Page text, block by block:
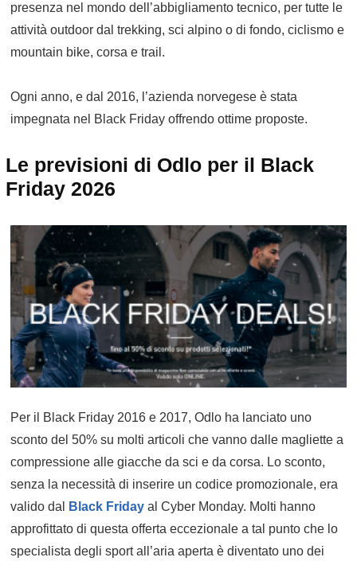
presenza nel mondo dell’abbigliamento tecnico, per tutte le
attività outdoor dal trekking, sci alpino o di fondo, ciclismo e
mountain bike, corsa e trail.
Ogni anno, e dal 2016, l’azienda norvegese è stata
impegnata nel Black Friday offrendo ottime proposte.
Le previsioni di Odlo per il Black
Friday 2026
Per il Black Friday 2016 e 2017, Odlo ha lanciato uno
sconto del 50% su molti articoli che vanno dalle magliette a
compressione alle giacche da sci e da corsa. Lo sconto,
senza la necessità di inserire un codice promozionale, era
valido dal
Black Friday al Cyber Monday. Molti hanno
approfittato di questa offerta eccezionale a tal punto che lo
specialista degli sport all’aria aperta è diventato uno dei